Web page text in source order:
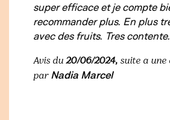
super efficace et je compte
recommander plus. En plus
avec des fruits. Tres contente.
Avis du 20/06/2024, suite a une
par Nadia Marcel